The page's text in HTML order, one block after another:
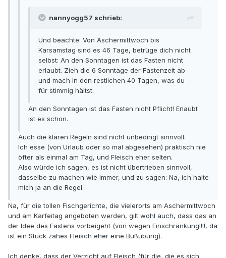
nannyogg57 schrieb:
Und beachte: Von Aschermittwoch bis
Karsamstag sind es 46 Tage, betrüge dich nicht
selbst: An den Sonntagen ist das Fasten nicht
erlaubt. Zieh die 6 Sonntage der Fastenzeit ab
und mach in den restlichen 40 Tagen, was du
für stimmig hältst.
An den Sonntagen ist das Fasten nicht Pflicht! Erlaubt
ist es schon.
Auch die klaren Regeln sind nicht unbedingt sinnvoll.
Ich esse (von Urlaub oder so mal abgesehen) praktisch nie
öfter als einmal am Tag, und Fleisch eher selten.
Also würde ich sagen, es ist nicht übertrieben sinnvoll,
dasselbe zu machen wie immer, und zu sagen: Na, ich halte
mich ja an die Regel.
Na, für die tollen Fischgerichte, die vielerorts am Aschermittwoch
und am Karfeitag angeboten werden, gilt wohl auch, dass das an
der Idee des Fastens vorbeigeht (von wegen Einschränkung!!!!, da
ist ein Stück zähes Fleisch eher eine Bußübung).
Ich denke, dass der Verzicht auf Fleisch (für die, die es sich